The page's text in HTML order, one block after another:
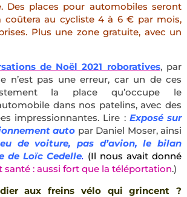
Des places pour automobiles seront
coûtera au cycliste 4 à 6 € par mois,
Plus une zone gratuite, avec un
de Noël 2021 roboratives, par
n’est pas une erreur, car un de ces
la place qu’occupe le
dans nos patelins, avec des
impressionnantes. Lire : Exposé sur
auto par Daniel Moser, ainsi
de voiture, pas d’avion, le bilan
de Loïc Cedelle. (Il nous avait donné
santé : aussi fort que la téléportation.)
aux freins vélo qui grincent ?